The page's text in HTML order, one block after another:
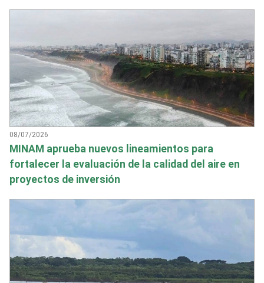
08/07/2026
MINAM aprueba nuevos lineamientos para
fortalecer la evaluación de la calidad del aire en
proyectos de inversión